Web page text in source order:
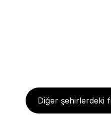
Diğer şehirlerdeki